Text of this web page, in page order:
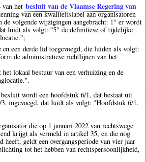
het besluit van de Vlaamse Regering van
van een kwaliteitslabel aan organisatoren
de volgende wijzigingen aangebracht: 1° er wordt
luidt als volgt: "5° de definitieve of tijdelijke
en een derde lid toegevoegd, die luiden als volgt:
de administratieve richtlijnen van het
lokaal bestuur van een verhuizing en de
wordt een hoofdstuk 6/1, dat bestaat uit
ingevoegd, dat luidt als volgt: "Hoofdstuk 6/1.
die op 1 januari 2022 van rechtswege
krijgt als vermeld in artikel 35, en die nog
heeft, geldt een overgangsperiode van vier jaar
tot het hebben van rechtspersoonlijkheid,